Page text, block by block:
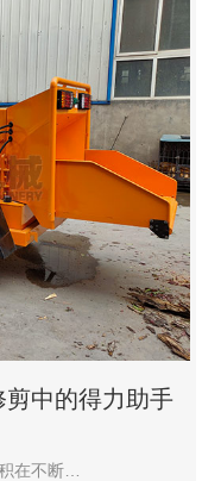
中的得力助手
在不断…